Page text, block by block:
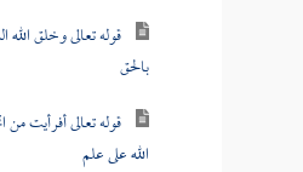
قوله تعالى وخلق
بالحق
قوله تعالى أفرأيت من
الله على علم